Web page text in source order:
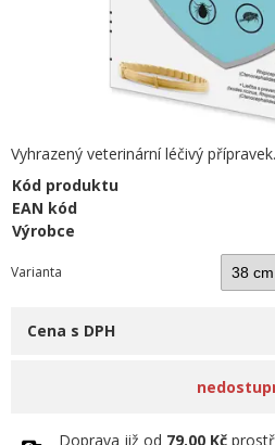
Vyhrazený veterinární léčivý přípravek.
Kód produktu
EAN kód
Výrobce
Varianta
Cena s DPH
Doprava již od 79.00 Kč